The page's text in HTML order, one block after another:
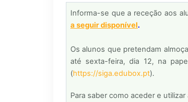
Informa-se que a receção aos
a seguir disponível.
Os alunos que pretendam
até sexta-feira, dia 12, na
(https://siga.edubox.pt).
Para saber como aceder e